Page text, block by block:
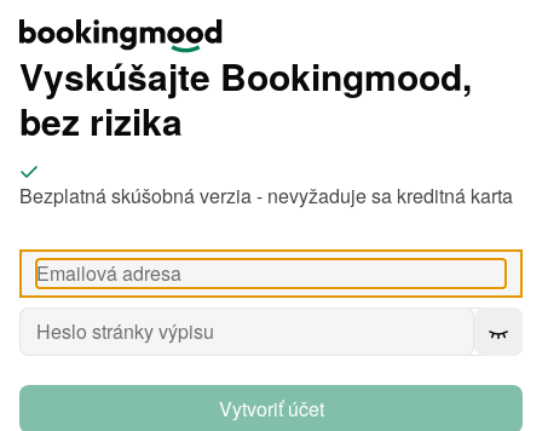
Vyskúšajte Bookingmood,
bez rizika
Bezplatná skúšobná verzia - nevyžaduje sa kreditná karta
Vytvoriť účet